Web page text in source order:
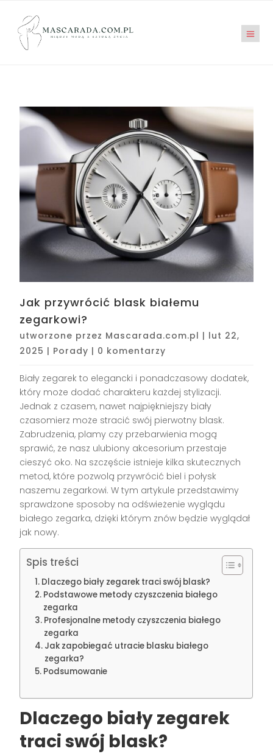
Jak przywrócić blask białemu
zegarkowi?
utworzone przez Mascarada.com.pl | lut 22,
2025 | Porady | 0 komentarzy
Biały zegarek to elegancki i ponadczasowy dodatek,
który może dodać charakteru każdej stylizacji.
Jednak z czasem, nawet najpiękniejszy biały
czasomierz może stracić swój pierwotny blask.
Zabrudzenia, plamy czy przebarwienia mogą
sprawić, że nasz ulubiony akcesorium przestaje
cieszyć oko. Na szczęście istnieje kilka skutecznych
metod, które pozwolą przywrócić biel i połysk
naszemu zegarkowi. W tym artykule przedstawimy
sprawdzone sposoby na odświeżenie wyglądu
białego zegarka, dzięki którym znów będzie wyglądał
jak nowy.
Spis treści
Dlaczego biały zegarek traci swój blask?
Podstawowe metody czyszczenia białego
zegarka
Profesjonalne metody czyszczenia białego
zegarka
Jak zapobiegać utracie blasku białego
zegarka?
Podsumowanie
Dlaczego biały zegarek
traci swój blask?